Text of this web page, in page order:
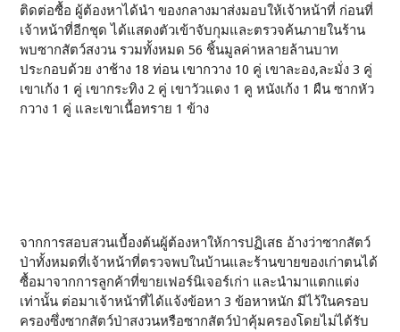
ติดต่อซื้อ ผู้ต้องหาได้นำ ของกลางมาส่งมอบให้เจ้าหน้าที่ ก่อนที่
เจ้าหน้าที่อีกชุด ได้แสดงตัวเข้าจับกุมและตรวจค้นภายในร้าน
พบซากสัตว์สงวน รวมทั้งหมด 56 ชิ้นมูลค่าหลายล้านบาท
ประกอบด้วย งาช้าง 18 ท่อน เขากวาง 10 คู่ เขาละอง,ละมั่ง 3 คู่
เขาเก้ง 1 คู่ เขากระทิง 2 คู่ เขาวัวแดง 1 คู หนังเก้ง 1 ผืน ซากหัว
กวาง 1 คู่ และเขาเนื้อทราย 1 ข้าง
จากการสอบสวนเบื้องต้นผู้ต้องหาให้การปฏิเสธ อ้างว่าซากสัตว์
ป่าทั้งหมดที่เจ้าหน้าที่ตรวจพบในบ้านและร้านขายของเก่าตนได้
ซื้อมาจากการลูกค้าที่ขายเฟอร์นิเจอร์เก่า และนำมาแตกแต่ง
เท่านั้น ต่อมาเจ้าหน้าที่ได้แจ้งข้อหา 3 ข้อหาหนัก มีไว้ในครอบ
ครองซึ่งซากสัตว์ป่าสงวนหรือซากสัตว์ป่าคุ้มครองโดยไม่ได้รับ